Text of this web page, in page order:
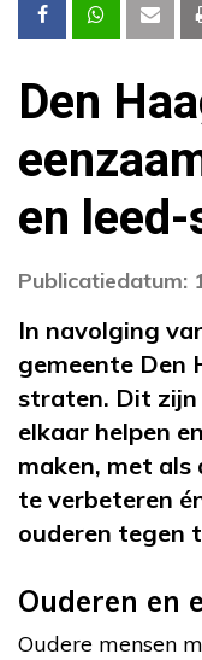
Den
en
Publicatiedatum:
In navolging
gemeente Den
straten. Dit
elkaar helpen
maken, met
te verbeteren
ouderen tegen
Ouderen en
Oudere mensen